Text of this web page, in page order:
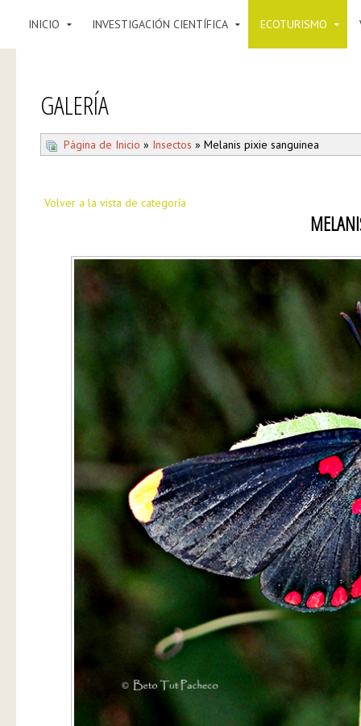
INICIO INVESTIGACIÓN CIENTÍFICA ECOTURISMO
GALERÍA
Página de Inicio » Insectos » Melanis pixie sanguinea
Volver a la vista de categoría